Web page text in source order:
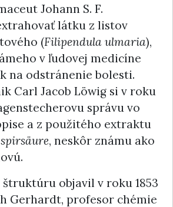
Johann S. F.
látku z listov
(Filipendula ulmaria),
v ľudovej medicíne
na odstránenie bolesti.
Carl Jacob Löwig si v roku
správu vo
a z použitého extraktu
spirsäure, neskôr známu ako
objavil v roku 1853
Gerhardt, profesor chémie